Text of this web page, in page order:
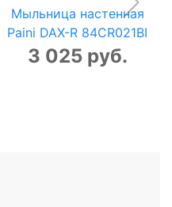
Мыльница настенная
Paini DAX-R 84CR021BI
3 025 руб.